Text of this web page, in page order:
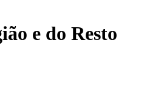
e do Resto